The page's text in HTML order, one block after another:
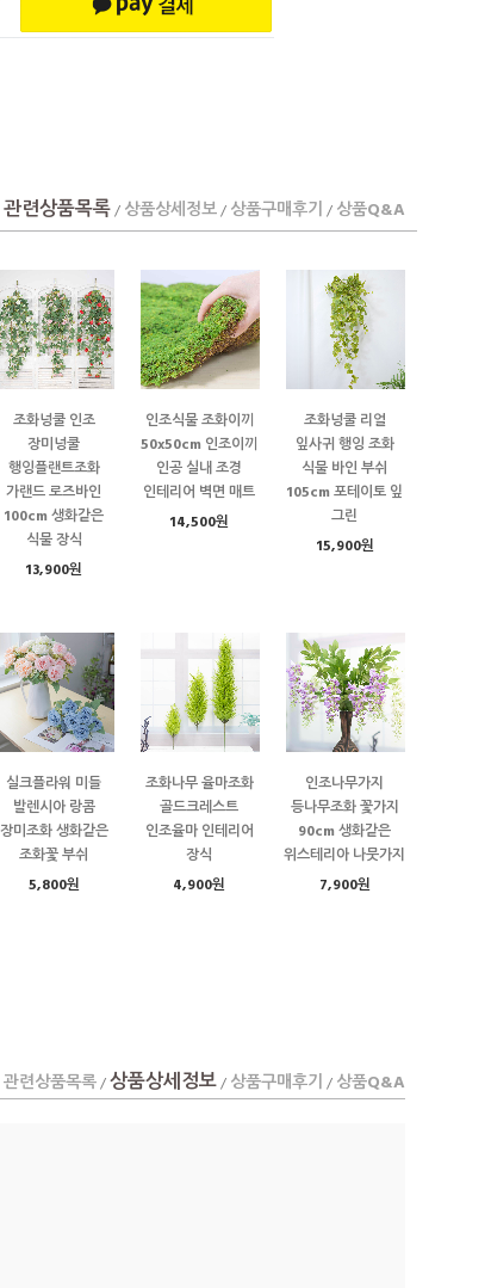
관련상품목록/ 상품상세정보/ 상품구매후기 / 상품Q&A
조화넝쿨 인조
장미넝쿨
행잉플랜트조화
가랜드 로즈바인
100cm 생화같은
식물 장식
13,900원
인조식물 조화이끼
50x50cm 인조이끼
인공 실내 조경
인테리어 벽면 매트
14,500원
조화넝쿨 리얼
잎사귀 행잉 조화
식물 바인 부쉬
105cm 포테이토 잎
그린
15,900원
실크플라워 미들
발렌시아 랑콤
장미조화 생화같은
조화꽃 부쉬
5,800원
조화나무 율마조화
골드크레스트
인조율마 인테리어
장식
4,900원
인조나무가지
등나무조화 꽃가지
90cm 생화같은
위스테리아 나뭇가지
7,900원
관련상품목록/상품상세정보/ 상품구매후기 / 상품Q&A